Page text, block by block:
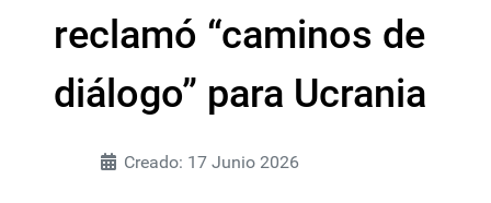
reclamó “caminos de
diálogo” para Ucrania
Creado: 17 Junio 2026